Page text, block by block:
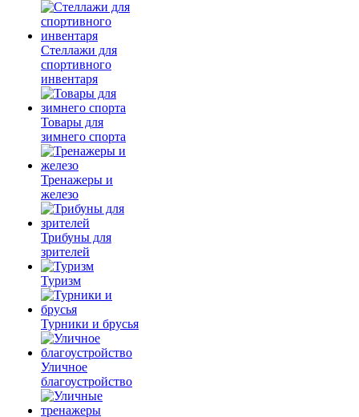
Стеллажи для
спортивного
инвентаря
Товары для
зимнего спорта
Тренажеры и
железо
Трибуны для
зрителей
Туризм
Турники и брусья
Уличное
благоустройство